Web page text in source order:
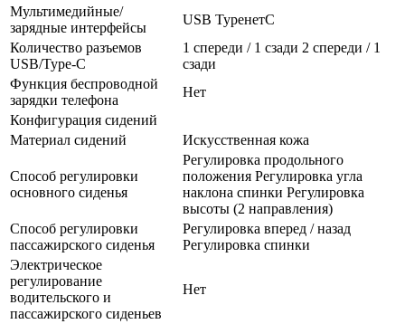
Мультимедийные/
зарядные интерфейсы
USB TypeнетC
Количество разъемов
USB/Type-C
1 спереди / 1 сзади 2 спереди / 1
сзади
Функция беспроводной
зарядки телефона
Нет
Конфигурация сидений
Материал сидений
Искусственная кожа
Способ регулировки
основного сиденья
Регулировка продольного
положения Регулировка угла
наклона спинки Регулировка
высоты (2 направления)
Способ регулировки
пассажирского сиденья
Регулировка вперед / назад
Регулировка спинки
Электрическое
регулирование
водительского и
пассажирского сиденьев
Нет